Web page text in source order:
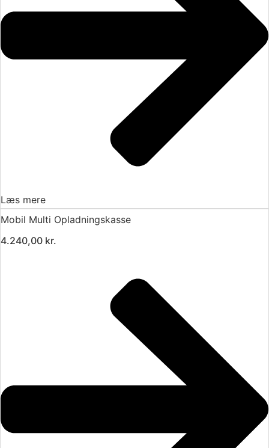
Læs mere
Mobil Multi Opladningskasse
4.240,00 kr.